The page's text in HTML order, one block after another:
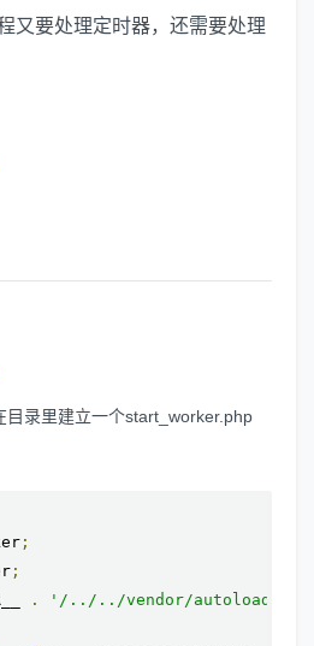
又要处理定时器，还需要处理
录里建立一个start_worker.php
;
;
. '/../../vendor/